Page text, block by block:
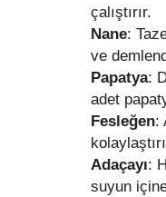
çalıştırır.
Nane:
ve
Papatya:
adet
Fesleğen:
Adaçayı:
suyun